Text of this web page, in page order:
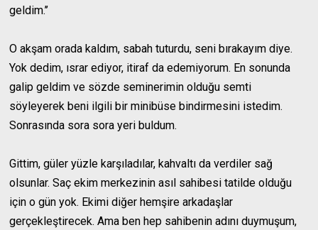
geldim.’’
O akşam orada kaldım, sabah tuturdu, seni bırakayım diye.
Yok dedim, ısrar ediyor, itiraf da edemiyorum. En sonunda
galip geldim ve sözde seminerimin olduğu semti
söyleyerek beni ilgili bir minibüse bindirmesini istedim.
Sonrasında sora sora yeri buldum.
Gittim, güler yüzle karşıladılar, kahvaltı da verdiler sağ
olsunlar. Saç ekim merkezinin asıl sahibesi tatilde olduğu
için o gün yok. Ekimi diğer hemşire arkadaşlar
gerçekleştirecek. Ama ben hep sahibenin adını duymuşum,